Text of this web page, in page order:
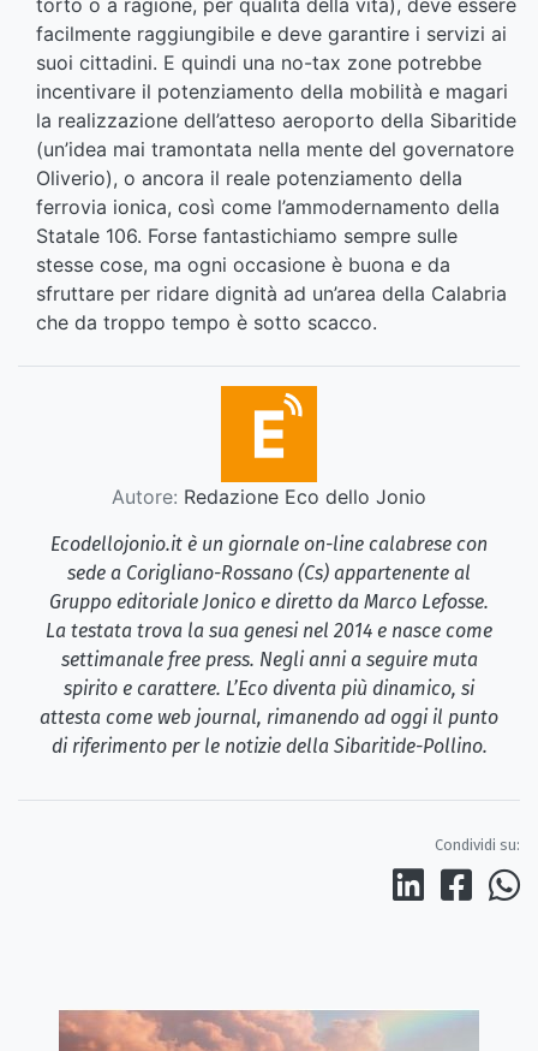
torto o a ragione, per qualità della vita), deve essere
facilmente raggiungibile e deve garantire i servizi ai
suoi cittadini. E quindi una no-tax zone potrebbe
incentivare il potenziamento della mobilità e magari
la realizzazione dell’atteso aeroporto della Sibaritide
(un’idea mai tramontata nella mente del governatore
Oliverio), o ancora il reale potenziamento della
ferrovia ionica, così come l’ammodernamento della
Statale 106. Forse fantastichiamo sempre sulle
stesse cose, ma ogni occasione è buona e da
sfruttare per ridare dignità ad un’area della Calabria
che da troppo tempo è sotto scacco.
Autore: Redazione Eco dello Jonio
Ecodellojonio.it è un giornale on-line calabrese con
sede a Corigliano-Rossano (Cs) appartenente al
Gruppo editoriale Jonico e diretto da Marco Lefosse.
La testata trova la sua genesi nel 2014 e nasce come
settimanale free press. Negli anni a seguire muta
spirito e carattere. L’Eco diventa più dinamico, si
attesta come web journal, rimanendo ad oggi il punto
di riferimento per le notizie della Sibaritide-Pollino.
Condividi su: